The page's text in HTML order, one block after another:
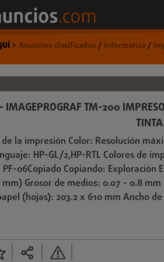
> Anuncios clasificados/ Informatica/
IMAGEPROGRAF TM-200
la impresión Color: Resolución
HP-GL/2,HP-RTL Colores de
06Copiado Copiando: Exploración
Grosor de medios: 0.07 - 0.8
(hojas): 203.2 x 610 mm Ancho